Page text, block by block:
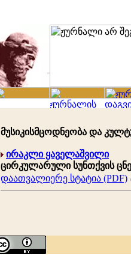
მუსიკისმცოდნეობა და
ირაკლი ყაველაშვილი
ცირკულარული სუნთქვის
დაათვალიერე სტატია (PDF)